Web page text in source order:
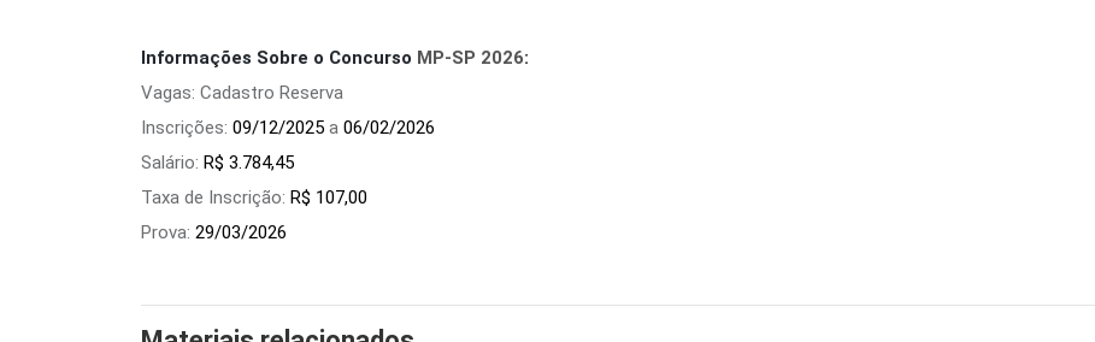
Informações Sobre o Concurso MP-SP 2026:
Vagas: Cadastro Reserva
Inscrições: 09/12/2025 a 06/02/2026
Salário: R$ 3.784,45
Taxa de Inscrição: R$ 107,00
Prova: 29/03/2026